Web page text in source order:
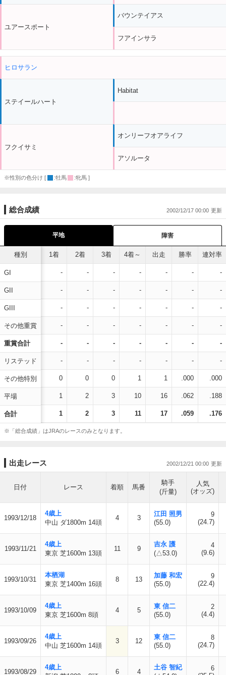
ユアースポート
バウンテイアス
フアインサラ
ヒロサラン
ステイールハート
フクイサミ
Habitat
オンリーフオアライフ
アソルータ
※性別の色分け [ :牡馬 :牝馬 ]
総合成績 2002/12/17 00:00
平地 障害
種別
GI
GII
GIII
その他重賞
重賞合計
リステッド
その他特別
平場
合計
1着 2着 3着 4着～ 出走 勝率 連対率
- - - - - - -
- - - - - - -
- - - - - - -
- - - - - - -
- - - - - - -
- - - - - - -
0 0 0 1 1 .000 .000
1 2 3 10 16 .062 .188
1 2 3 11 17 .059 .176
※「総合成績」はJRAのレースのみとなります。
出走レース 2002/12/21 00:00
日付 レース 着順 馬番
騎手
(斤量)
人気
(オッズ)
1993/12/18
4歳上
中山 ダ1800m 14頭
4 3
江田 照男
(55.0)
9
(24.7)
1993/11/21
4歳上
東京 芝1600m 13頭
11 9
吉永 護
(△53.0)
4
(9.6)
1993/10/31
本栖湖
東京 芝1400m 16頭
8 13
加藤 和宏
(55.0)
9
(22.4)
1993/10/09
4歳上
東京 芝1600m 8頭
4 5
東 信二
(55.0)
2
(4.4)
1993/09/26
4歳上
中山 芝1600m 14頭
3 12
東 信二
(55.0)
8
(24.7)
1993/08/29
4歳上
6 4
土谷 智紀
6